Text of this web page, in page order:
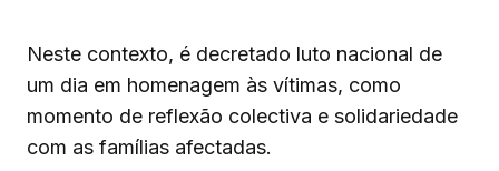
Neste contexto, é decretado luto nacional de
um dia em homenagem às vítimas, como
momento de reflexão colectiva e solidariedade
com as famílias afectadas.